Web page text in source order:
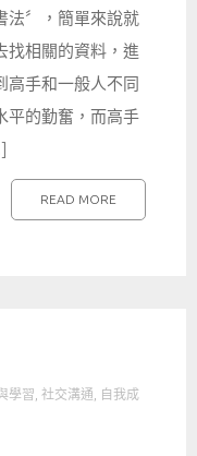
法〞，簡單來說就
找相關的資料，進
高手和一般人不同
平的勤奮，而高手
READ MORE
學習 社交溝通 自我成